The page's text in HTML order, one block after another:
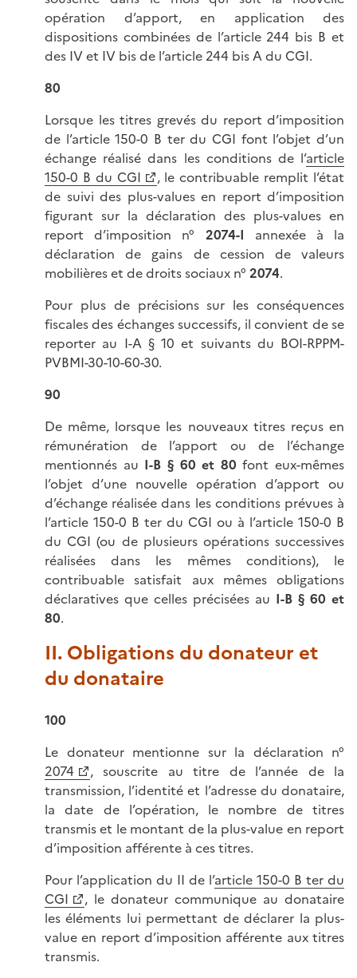
opération d’apport, en application des
dispositions combinées de l’article 244 bis B et
des IV et IV bis de l’article 244 bis A du CGI.
80
Lorsque les titres grevés du report d’imposition
de l’article 150-0 B ter du CGI font l’objet d’un
échange réalisé dans les conditions de l’article
150-0 B du CGI
, le contribuable remplit l’état
de suivi des plus-values en report d’imposition
figurant sur la déclaration des plus-values en
report d’imposition n° 2074-I annexée à la
déclaration de gains de cession de valeurs
mobilières et de droits sociaux n° 2074.
Pour plus de précisions sur les conséquences
fiscales des échanges successifs, il convient de se
reporter au I-A § 10 et suivants du BOI-RPPM-
PVBMI-30-10-60-30.
90
De même, lorsque les nouveaux titres reçus en
rémunération de l’apport ou de l’échange
mentionnés au I-B § 60 et 80 font eux-mêmes
l’objet d’une nouvelle opération d’apport ou
d’échange réalisée dans les conditions prévues à
l’article 150-0 B ter du CGI ou à l’article 150-0 B
du CGI (ou de plusieurs opérations successives
réalisées dans les mêmes conditions), le
contribuable satisfait aux mêmes obligations
déclaratives que celles précisées au I-B § 60 et
80.
II. Obligations du donateur et
du donataire
100
Le donateur mentionne sur la déclaration n°
2074
, souscrite au titre de l’année de la
transmission, l’identité et l’adresse du donataire,
la date de l’opération, le nombre de titres
transmis et le montant de la plus-value en report
d’imposition afférente à ces titres.
Pour l’application du II de l’article 150-0 B ter du
CGI
, le donateur communique au donataire
les éléments lui permettant de déclarer la plus-
value en report d’imposition afférente aux titres
transmis.